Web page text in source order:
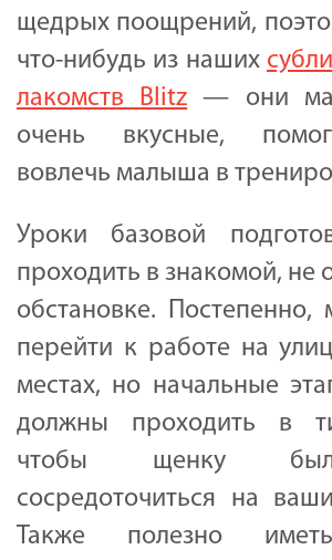
щедрых поощрений,
что-нибудь из наших
лакомств Blitz — они
очень вкусные,
вовлечь малыша в
Уроки базовой
проходить в знакомой, не
обстановке. Постепенно,
перейти к работе на
местах, но начальные
должны проходить в
чтобы щенку
сосредоточиться на
Также полезно